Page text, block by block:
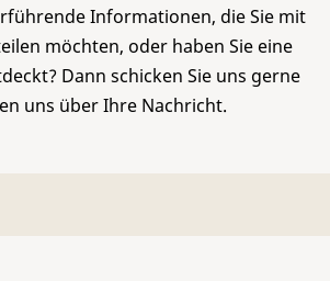
Informationen, die Sie mit
möchten, oder haben Sie eine
Dann schicken Sie uns gerne
uns über Ihre Nachricht.